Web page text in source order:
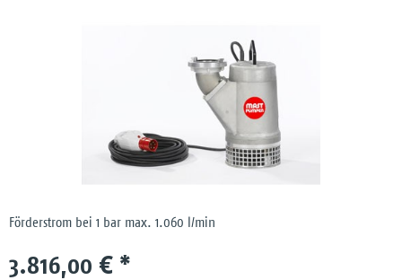
Förderstrom bei 1 bar max. 1.060 l/min
3.816,00 € *